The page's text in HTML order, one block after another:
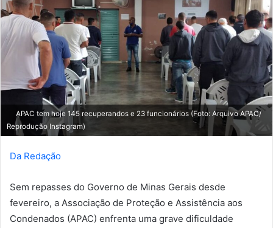
APAC tem hoje 145 recuperandos e 23 funcionários (Foto: Arquivo APAC/
Reprodução Instagram)
Da Redação
Sem repasses do Governo de Minas Gerais desde
fevereiro, a Associação de Proteção e Assistência aos
Condenados (APAC) enfrenta uma grave dificuldade